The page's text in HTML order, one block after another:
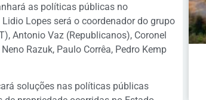
as políticas públicas no
Lopes será o coordenador do grupo
Antonio Vaz (Republicanos), Coronel
Razuk, Paulo Corrêa, Pedro Kemp
soluções nas políticas públicas